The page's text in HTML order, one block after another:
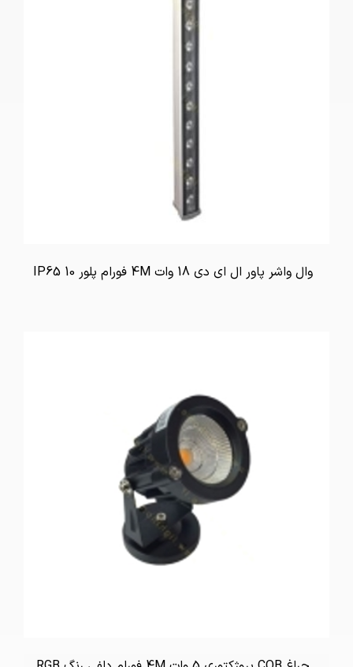
وال واشر پاور ال ای دی 18 وات 4M فورام پلور IP65 10